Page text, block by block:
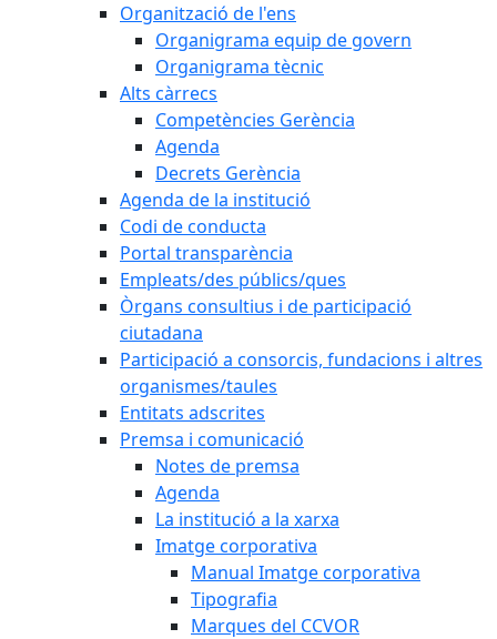
Organització de l'ens
Organigrama equip de govern
Organigrama tècnic
Alts càrrecs
Competències Gerència
Agenda
Decrets Gerència
Agenda de la institució
Codi de conducta
Portal transparència
Empleats/des públics/ques
Òrgans consultius i de participació
ciutadana
Participació a consorcis, fundacions i altres
organismes/taules
Entitats adscrites
Premsa i comunicació
Notes de premsa
Agenda
La institució a la xarxa
Imatge corporativa
Manual Imatge corporativa
Tipografia
Marques del CCVOR